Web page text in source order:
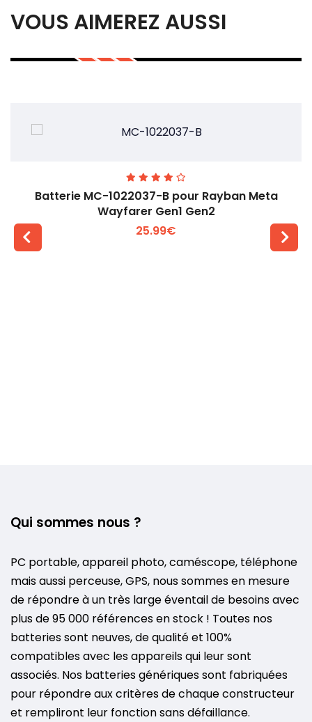
VOUS AIMEREZ AUSSI
Batterie MC-1022037-B pour Rayban Meta
Wayfarer Gen1 Gen2
25.99€
Qui sommes nous ?
PC portable, appareil photo, caméscope, téléphone
mais aussi perceuse, GPS, nous sommes en mesure
de répondre à un très large éventail de besoins avec
plus de 95 000 références en stock ! Toutes nos
batteries sont neuves, de qualité et 100%
compatibles avec les appareils qui leur sont
associés. Nos batteries génériques sont fabriquées
pour répondre aux critères de chaque constructeur
et rempliront leur fonction sans défaillance.